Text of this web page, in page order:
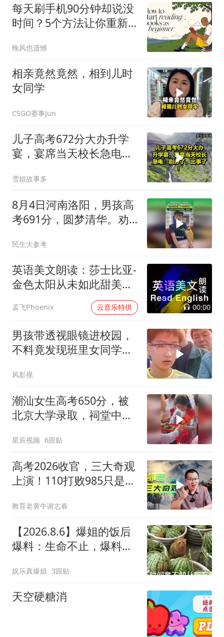
每天刷手机90分钟却说没
时间？5个方法让你重新
晚风也遗憾
相亲竟然竟然，相到儿时
女同学
CSGO赛事Jun
儿子高考672分大办升学
宴，宴席当天校长急电：
雪姐故事多
8月4日河南洛阳，男孩高
考691分，圆梦清华。劝
多读书
民生大参考
英语美文朗读：莎士比亚-
金色太阳从未如此甜美吻
孟飞Phoenix 云音乐特供 00:00
男孩带透视眼镜进校园，
不料竟发现班里女同学的
风影视
潮汕女生高考650分，被
北京大学录取，祠堂中门
星辰视频 6跟贴
高考2026收官，三大奇观
上演！110打败985只是其
教育老黄牛谢志春
【2026.8.6】爆姐的饭后
爆料：生命不止，爆料不
娱乐真爆姐 3跟贴
天空硬糖消